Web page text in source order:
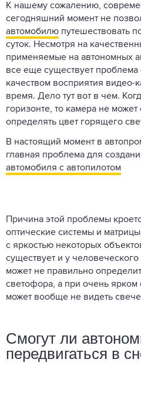
К нашему сожалению,
сегодняшний момент не
автомобилю путешествовать
суток. Несмотря на
применяемые на автономных
все еще существует проблема
качеством восприятия видео-
время. Дело тут вот в чем.
горизонте, то камера не может
определять цвет горящего
В настоящий момент в
главная проблема для
автомобиля с автопилотом
Причина этой проблемы
оптические системы и
с яркостью некоторых
существует и у
может не правильно
светофора, а при очень ярком
может вообще не видеть
Смогут ли
передвигаться в